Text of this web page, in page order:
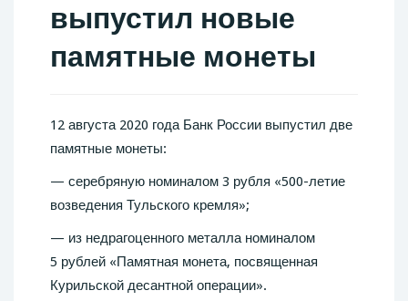
выпустил новые
памятные монеты
12 августа 2020 года Банк России выпустил две
памятные монеты:
— серебряную номиналом 3 рубля «500-летие
возведения Тульского кремля»;
— из недрагоценного металла номиналом
5 рублей «Памятная монета, посвященная
Курильской десантной операции».